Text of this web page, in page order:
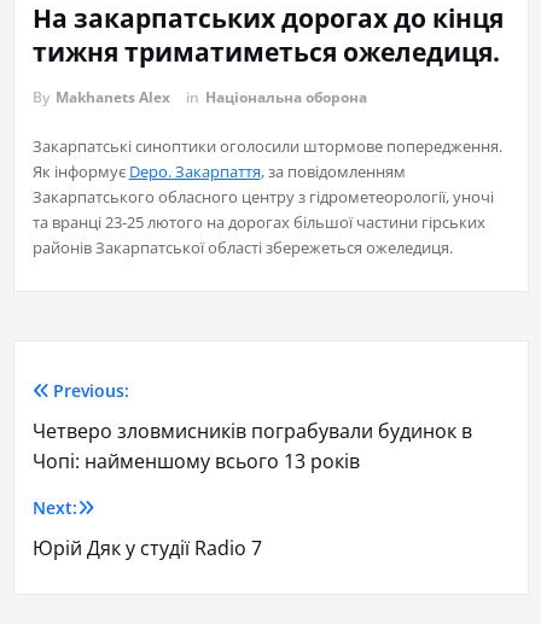
На закарпатських дорогах до кінця
тижня триматиметься ожеледиця.
By Makhanets Alex in Національна оборона
Закарпатські синоптики оголосили штормове попередження.
Як інформує Depo. Закарпаття, за повідомленням
Закарпатського обласного центру з гідрометеорології, уночі
та вранці 23-25 лютого на дорогах більшої частини гірських
районів Закарпатської області збережеться ожеледиця.
Previous:
Четверо зловмисників пограбували будинок в
Чопі: найменшому всього 13 років
Next:
Юрій Дяк у студії Radio 7